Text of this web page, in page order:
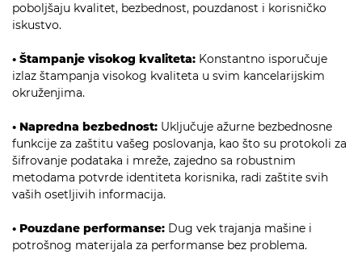
poboljšaju kvalitet, bezbednost, pouzdanost i korisničko
iskustvo.
• Štampanje visokog kvaliteta: Konstantno isporučuje
izlaz štampanja visokog kvaliteta u svim kancelarijskim
okruženjima.
• Napredna bezbednost: Uključuje ažurne bezbednosne
funkcije za zaštitu vašeg poslovanja, kao što su protokoli za
šifrovanje podataka i mreže, zajedno sa robustnim
metodama potvrde identiteta korisnika, radi zaštite svih
vaših osetljivih informacija.
• Pouzdane performanse: Dug vek trajanja mašine i
potrošnog materijala za performanse bez problema.